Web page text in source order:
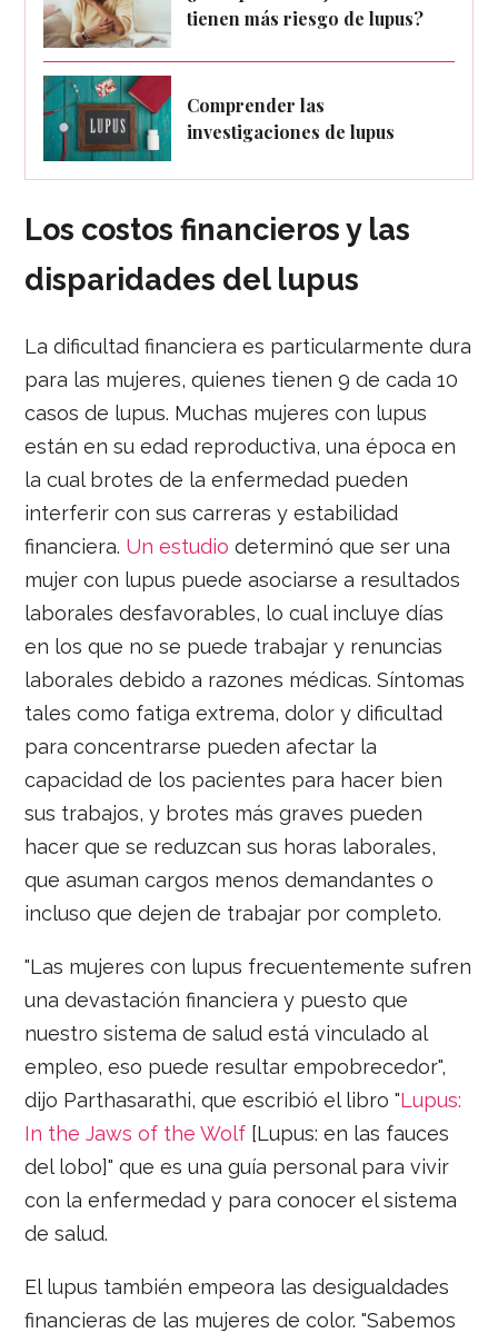
tienen más riesgo de lupus?
Comprender las
investigaciones de lupus
Los costos financieros y las
disparidades del lupus
La dificultad financiera es particularmente dura
para las mujeres, quienes tienen 9 de cada 10
casos de lupus. Muchas mujeres con lupus
están en su edad reproductiva, una época en
la cual brotes de la enfermedad pueden
interferir con sus carreras y estabilidad
financiera. Un estudio determinó que ser una
mujer con lupus puede asociarse a resultados
laborales desfavorables, lo cual incluye días
en los que no se puede trabajar y renuncias
laborales debido a razones médicas. Síntomas
tales como fatiga extrema, dolor y dificultad
para concentrarse pueden afectar la
capacidad de los pacientes para hacer bien
sus trabajos, y brotes más graves pueden
hacer que se reduzcan sus horas laborales,
que asuman cargos menos demandantes o
incluso que dejen de trabajar por completo.
"Las mujeres con lupus frecuentemente sufren
una devastación financiera y puesto que
nuestro sistema de salud está vinculado al
empleo, eso puede resultar empobrecedor",
dijo Parthasarathi, que escribió el libro "Lupus:
In the Jaws of the Wolf [Lupus: en las fauces
del lobo]" que es una guía personal para vivir
con la enfermedad y para conocer el sistema
de salud.
El lupus también empeora las desigualdades
financieras de las mujeres de color. "Sabemos